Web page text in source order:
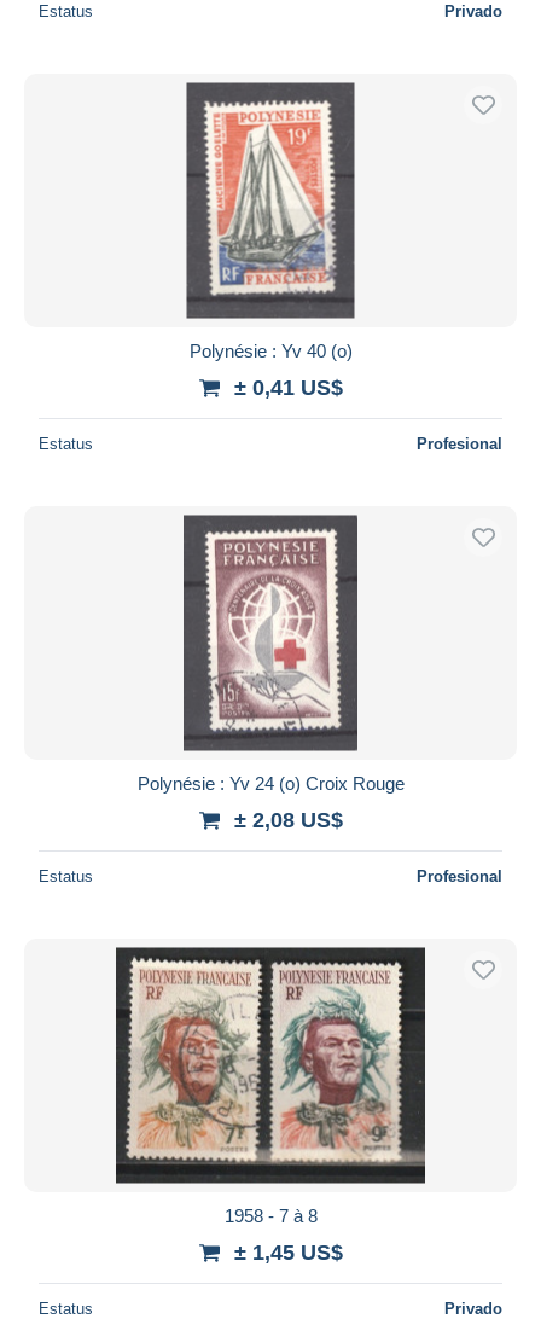
Estatus Privado
Polynésie : Yv 40 (o)
± 0,41 US$
Estatus Profesional
Polynésie : Yv 24 (o) Croix Rouge
± 2,08 US$
Estatus Profesional
1958 - 7 à 8
± 1,45 US$
Estatus Privado